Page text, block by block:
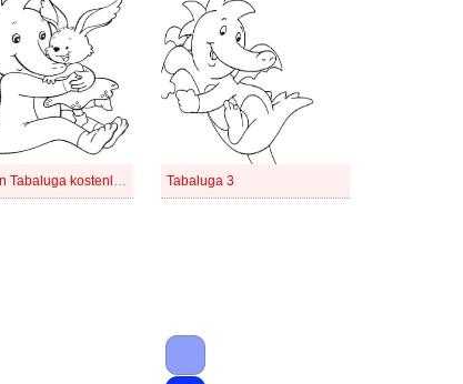
Zeichnen Tabaluga kostenlose schlicht Tabaluga 3